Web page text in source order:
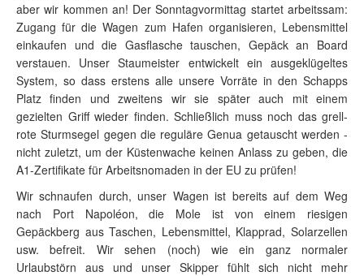
aber wir kommen an! Der Sonntagvormittag startet arbeitssam:
Zugang für die Wagen zum Hafen organisieren, Lebensmittel
einkaufen und die Gasflasche tauschen, Gepäck an Board
verstauen. Unser Staumeister entwickelt ein ausgeklügeltes
System, so dass erstens alle unsere Vorräte in den Schapps
Platz finden und zweitens wir sie später auch mit einem
gezielten Griff wieder finden. Schließlich muss noch das grell-
rote Sturmsegel gegen die reguläre Genua getauscht werden -
nicht zuletzt, um der Küstenwache keinen Anlass zu geben, die
A1-Zertifikate für Arbeitsnomaden in der EU zu prüfen!
Wir schnaufen durch, unser Wagen ist bereits auf dem Weg
nach Port Napoléon, die Mole ist von einem riesigen
Gepäckberg aus Taschen, Lebensmittel, Klapprad, Solarzellen
usw. befreit. Wir sehen (noch) wie ein ganz normaler
Urlaubstörn aus und unser Skipper fühlt sich nicht mehr